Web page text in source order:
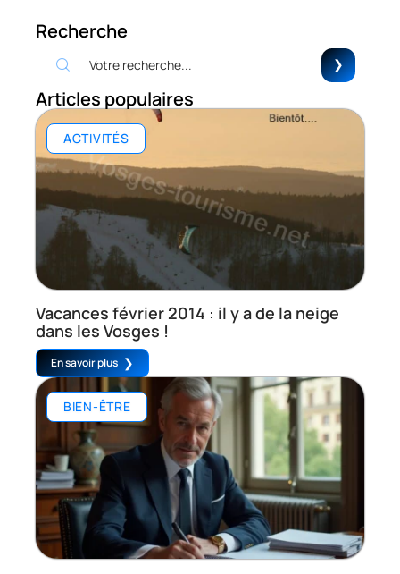
Recherche
Articles populaires
ACTIVITÉS
Vacances février 2014 : il y a de la neige
dans les Vosges !
En savoir plus
BIEN-ÊTRE